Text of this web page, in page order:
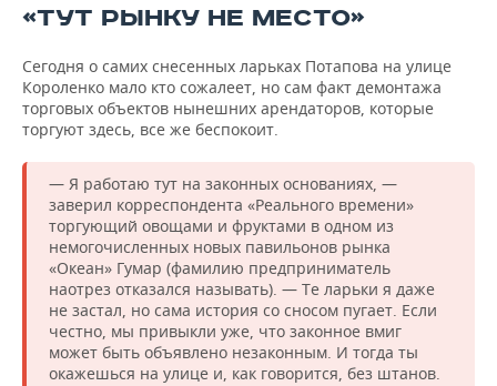
«ТУТ РЫНКУ НЕ МЕСТО»
Сегодня о самих снесенных ларьках Потапова на улице
Короленко мало кто сожалеет, но сам факт демонтажа
торговых объектов нынешних арендаторов, которые
торгуют здесь, все же беспокоит.
— Я работаю тут на законных основаниях, —
заверил корреспондента «Реального времени»
торгующий овощами и фруктами в одном из
немогочисленных новых павильонов рынка
«Океан» Гумар (фамилию предприниматель
наотрез отказался называть). — Те ларьки я даже
не застал, но сама история со сносом пугает. Если
честно, мы привыкли уже, что законное вмиг
может быть объявлено незаконным. И тогда ты
окажешься на улице и, как говорится, без штанов.